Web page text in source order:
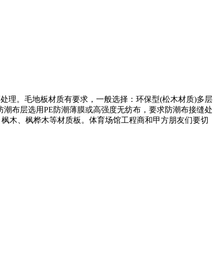
。毛地板材质有要求，一般选择：环保型(松木材质)多层
布层选用PE防潮薄膜或高强度无纺布，要求防潮布接缝处
木、枫桦木等材质板。体育场馆工程商和甲方朋友们要切